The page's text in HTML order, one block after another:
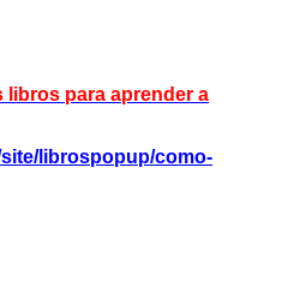
libros para aprender a
librospopup/como-